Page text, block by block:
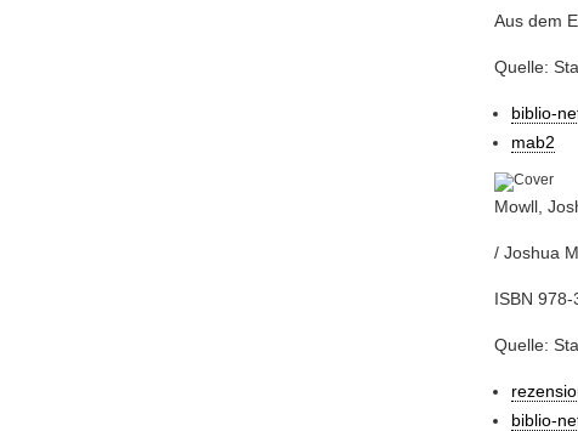
Aus dem
Quelle:
biblio-
mab2
Mowll,
/ Joshua
ISBN
Quelle:
biblio-